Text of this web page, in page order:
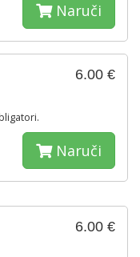
Naruči
6.00 €
Naruči
6.00 €